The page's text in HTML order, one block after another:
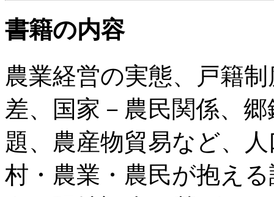
書籍の内容
農業経営の実態、戸籍
差、国家－農民関係、
題、農産物貿易など、
村・農業・農民が抱え